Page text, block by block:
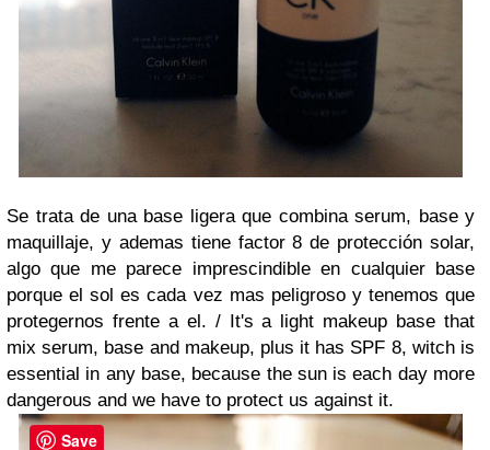
Se trata de una base ligera que combina serum, base y
maquillaje, y ademas tiene factor 8 de protección solar,
algo que me parece imprescindible en cualquier base
porque el sol es cada vez mas peligroso y tenemos que
protegernos frente a el. /
It's a light makeup base that
mix serum, base and makeup, plus it has SPF 8, witch is
essential in any base, because the sun is each day more
dangerous and we have to protect us against it.
Save